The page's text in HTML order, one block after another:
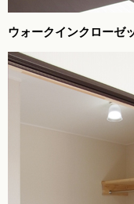
ウォークインクローゼ